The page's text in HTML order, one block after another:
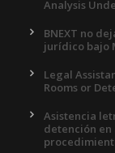
Analysis
BNEXT no
jurídico bajo
Legal
Rooms or
Asistencia
detención en